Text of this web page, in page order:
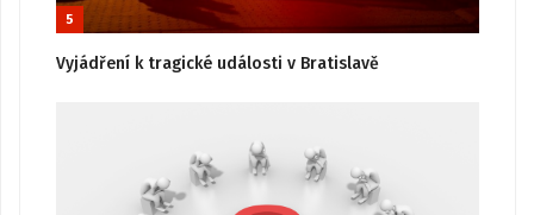
5
Vyjádření k tragické události v Bratislavě